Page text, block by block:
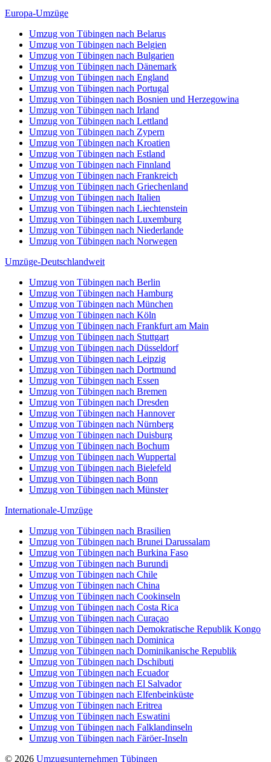
Europa-Umzüge
Umzug von Tübingen nach Belarus
Umzug von Tübingen nach Belgien
Umzug von Tübingen nach Bulgarien
Umzug von Tübingen nach Dänemark
Umzug von Tübingen nach England
Umzug von Tübingen nach Portugal
Umzug von Tübingen nach Bosnien und Herzegowina
Umzug von Tübingen nach Irland
Umzug von Tübingen nach Lettland
Umzug von Tübingen nach Zypern
Umzug von Tübingen nach Kroatien
Umzug von Tübingen nach Estland
Umzug von Tübingen nach Finnland
Umzug von Tübingen nach Frankreich
Umzug von Tübingen nach Griechenland
Umzug von Tübingen nach Italien
Umzug von Tübingen nach Liechtenstein
Umzug von Tübingen nach Luxemburg
Umzug von Tübingen nach Niederlande
Umzug von Tübingen nach Norwegen
Umzüge-Deutschlandweit
Umzug von Tübingen nach Berlin
Umzug von Tübingen nach Hamburg
Umzug von Tübingen nach München
Umzug von Tübingen nach Köln
Umzug von Tübingen nach Frankfurt am Main
Umzug von Tübingen nach Stuttgart
Umzug von Tübingen nach Düsseldorf
Umzug von Tübingen nach Leipzig
Umzug von Tübingen nach Dortmund
Umzug von Tübingen nach Essen
Umzug von Tübingen nach Bremen
Umzug von Tübingen nach Dresden
Umzug von Tübingen nach Hannover
Umzug von Tübingen nach Nürnberg
Umzug von Tübingen nach Duisburg
Umzug von Tübingen nach Bochum
Umzug von Tübingen nach Wuppertal
Umzug von Tübingen nach Bielefeld
Umzug von Tübingen nach Bonn
Umzug von Tübingen nach Münster
Internationale-Umzüge
Umzug von Tübingen nach Brasilien
Umzug von Tübingen nach Brunei Darussalam
Umzug von Tübingen nach Burkina Faso
Umzug von Tübingen nach Burundi
Umzug von Tübingen nach Chile
Umzug von Tübingen nach China
Umzug von Tübingen nach Cookinseln
Umzug von Tübingen nach Costa Rica
Umzug von Tübingen nach Curaçao
Umzug von Tübingen nach Demokratische Republik Kongo
Umzug von Tübingen nach Dominica
Umzug von Tübingen nach Dominikanische Republik
Umzug von Tübingen nach Dschibuti
Umzug von Tübingen nach Ecuador
Umzug von Tübingen nach El Salvador
Umzug von Tübingen nach Elfenbeinküste
Umzug von Tübingen nach Eritrea
Umzug von Tübingen nach Eswatini
Umzug von Tübingen nach Falklandinseln
Umzug von Tübingen nach Färöer-Inseln
© 2026 Umzugsunternehmen Tübingen